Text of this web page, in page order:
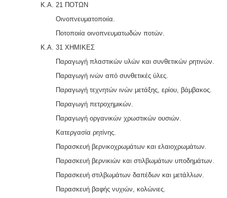
Κ.Α. 21 ΠΟΤΩΝ
Οινοπνευματοποιία.
Ποτοποιία οινοπνευματωδών ποτών.
Κ.Α. 31 ΧΗΜΙΚΕΣ
Παραγωγή πλαστικών υλών και συνθετικών ρητινών.
Παραγωγή ινών από συνθετικές ύλες.
Παραγωγή τεχνητών ινών μετάξης, ερίου, βάμβακος.
Παραγωγή πετροχημικών.
Παραγωγή οργανικών χρωστικών ουσιών.
Κατεργασία ρητίνης.
Παρασκευή βερνικοχρωμάτων και ελαιοχρωμάτων.
Παρασκευή βερνικιών και στιλβωμάτων υποδημάτων.
Παρασκευή στιλβωμάτων δαπέδων και μετάλλων.
Παρασκευή βαφής νυχιών, κολώνιες.